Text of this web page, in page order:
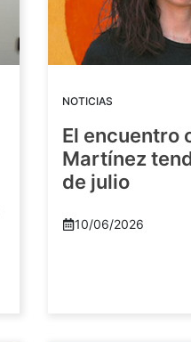
NOTICIAS
El encuentro
Martínez
de julio
10/06/2026